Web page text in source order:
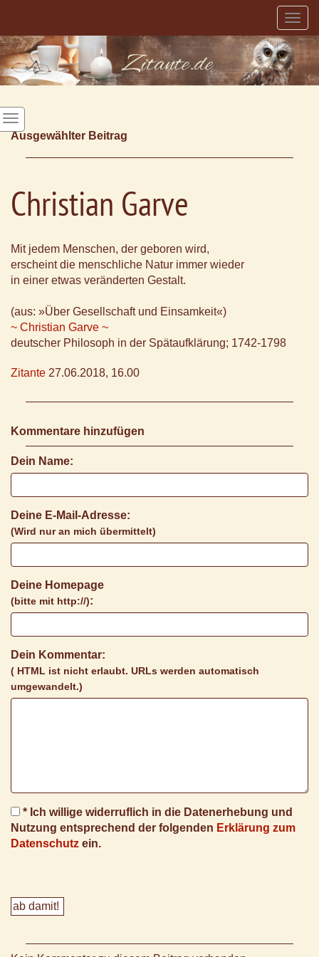
Ausgewählter Beitrag
Christian Garve
Mit jedem Menschen, der geboren wird,
erscheint die menschliche Natur immer wieder
in einer etwas veränderten Gestalt.
(aus: »Über Gesellschaft und Einsamkeit«)
~ Christian Garve ~
deutscher Philosoph in der Spätaufklärung; 1742-1798
Zitante 27.06.2018, 16.00
Kommentare hinzufügen
Dein Name:
Deine E-Mail-Adresse:
(Wird nur an mich übermittelt)
Deine Homepage
(bitte mit http://):
Dein Kommentar:
( HTML ist nicht erlaubt. URLs werden automatisch
umgewandelt.)
* Ich willige widerruflich in die Datenerhebung und
Nutzung entsprechend der folgenden Erklärung zum
Datenschutz ein.